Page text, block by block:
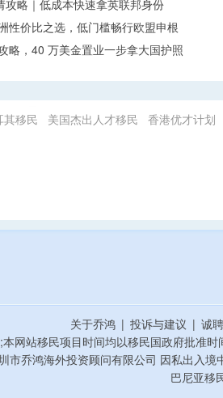
略｜低成本快速拿英联邦身份
性价比之选，低门槛畅行欧盟申根
略，40 万美金置业一步拿大国护照
其移民 美国杰出人才移民 香港优才计划
关于乔鸿 | 投诉与建议 | 诚
本网站移民项目时间均以移民国政府批准
市乔鸿海外投资顾问有限公司 因私出入
巴尼亚移